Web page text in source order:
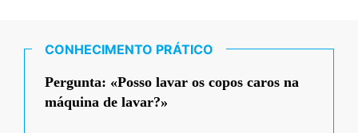
CONHECIMENTO PRÁTICO
Pergunta: «Posso lavar os copos caros na
máquina de lavar?»